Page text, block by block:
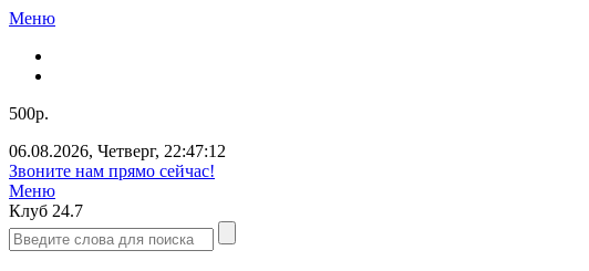
Меню
500р.
06.08.2026, Четверг, 22:47:13
Звоните нам прямо сейчас!
Меню
Клуб 24.7